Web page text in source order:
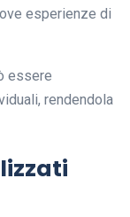
esperienze di
essere
rendendola